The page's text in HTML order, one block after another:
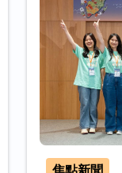
焦點新聞